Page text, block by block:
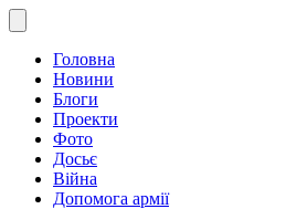
Головна
Новини
Блоги
Проекти
Фото
Досьє
Війна
Допомога армії